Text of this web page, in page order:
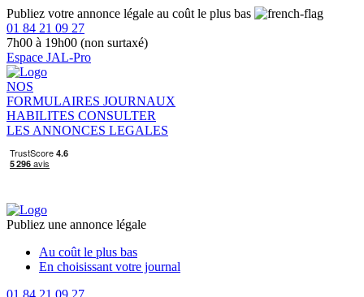
Publiez votre annonce légale au coût le plus bas
01 84 21 09 27
7h00 à 19h00 (non surtaxé)
Espace JAL-Pro
NOS
FORMULAIRES JOURNAUX
HABILITES CONSULTER
LES ANNONCES LEGALES
Publiez une annonce légale
Au coût le plus bas
En choisissant votre journal
01 84 21 09 27